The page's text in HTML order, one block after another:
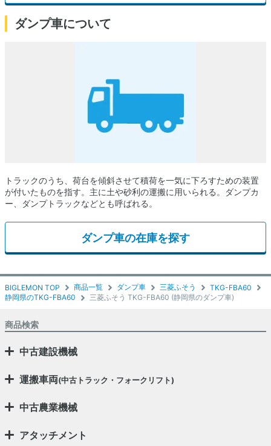
BIGLEMON TOP 商品一覧 ダンプ車 三菱ふそう
TKG-FBA60
静岡県のTKG-FBA60
三菱ふそう TKG-FBA60 (静岡県のダンプ車)
ダンプ車について
トラックのうち、荷台を傾斜させて積荷を一気に下ろすための装置
が付いたものを指す。主に土や砂利の運搬に用いられる。ダンプカ
ー、ダンプトラックなどとも呼ばれる。
ダンプ車の在庫を探す
商品検索
中古建設機械
運搬車両(中古トラック・フォークリフト)
中古農業機械
アタッチメント